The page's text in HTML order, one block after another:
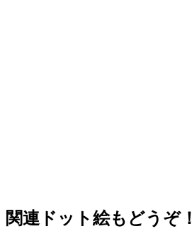
関連ドット絵もどうぞ！